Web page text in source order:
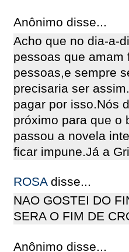
Anônimo disse...
Acho que no dia-a-
pessoas que amam
pessoas,e sempre
precisaria ser
pagar por isso.Nós
próximo para que o
passou a novela
ficar impune.Já a
ROSA disse...
NAO GOSTEI DO
SERA O FIM DE
Anônimo disse...